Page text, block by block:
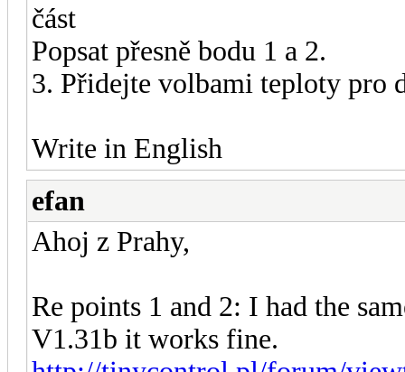
část
Popsat přesně bodu 1 a 2.
3. Přidejte volbami teploty
Write in English
efan
Ahoj z Prahy,
Re points 1 and 2: I had the
V1.31b it works fine.